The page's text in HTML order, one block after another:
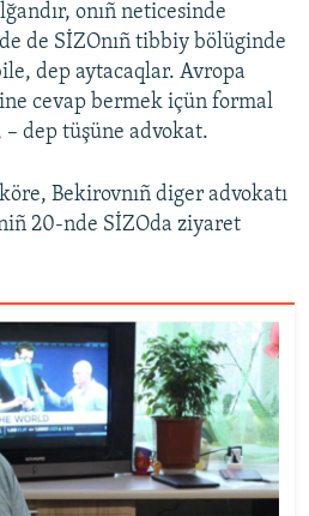
onıñ neticesinde
de SİZOnıñ tibbiy bölüginde
dep aytacaqlar. Avropa
cevap bermek içün formal
dep tüşüne advokat.
Bekirovnıñ diger advokatı
20-nde SİZOda ziyaret